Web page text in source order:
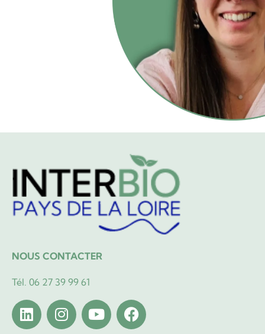
NOUS CONTACTER
Tél. 06 27 39 99 61